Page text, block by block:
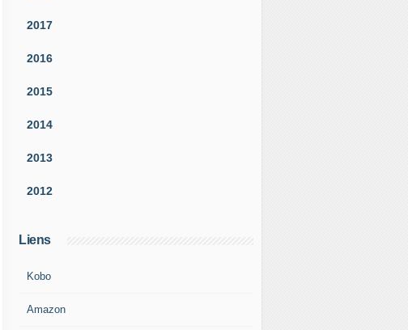
2017
2016
2015
2014
2013
2012
Liens
Kobo
Amazon